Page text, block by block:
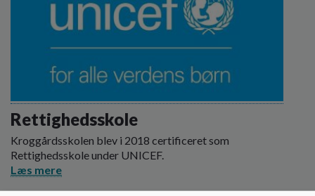
Rettighedsskole
Kroggårdsskolen blev i 2018 certificeret som
Rettighedsskole under UNICEF.
Læs mere